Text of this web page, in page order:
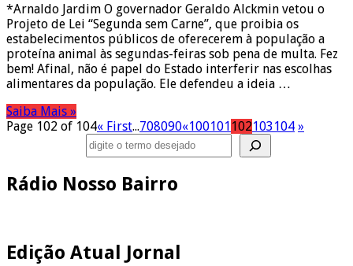
*Arnaldo Jardim O governador Geraldo Alckmin vetou o
Projeto de Lei “Segunda sem Carne”, que proibia os
estabelecimentos públicos de oferecerem à população a
proteína animal às segundas-feiras sob pena de multa. Fez
bem! Afinal, não é papel do Estado interferir nas escolhas
alimentares da população. Ele defendeu a ideia …
Saiba Mais »
Page 102 of 104« First...708090«100101 102103104 »
Rádio Nosso Bairro
Edição Atual Jornal